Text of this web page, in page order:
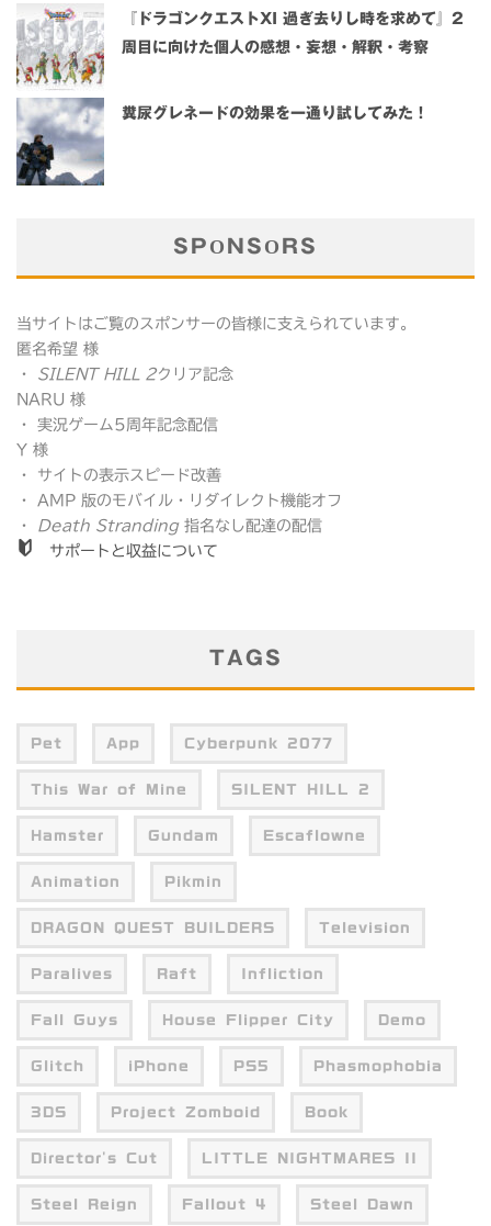
『ドラゴンクエストXI 過ぎ去りし時を求めて』2
周目に向けた個人の感想・妄想・解釈・考察
糞尿グレネードの効果を一通り試してみた！
SPONSORS
当サイトはご覧のスポンサーの皆様に支えられています。
匿名希望 様
・ SILENT HILL 2クリア記念
NARU 様
・ 実況ゲーム5周年記念配信
Y 様
・ サイトの表示スピード改善
・ AMP 版のモバイル・リダイレクト機能オフ
・ Death Stranding指名なし配達の配信
サポートと収益について
TAGS
Pet App Cyberpunk 2077
This War of Mine SILENT HILL 2
Hamster Gundam Escaflowne
Animation Pikmin
DRAGON QUEST BUILDERS Television
Paralives Raft Infliction
Fall Guys House Flipper City Demo
Glitch iPhone PS5 Phasmophobia
3DS Project Zomboid Book
Director's Cut LITTLE NIGHTMARES II
Steel Reign Fallout 4 Steel Dawn